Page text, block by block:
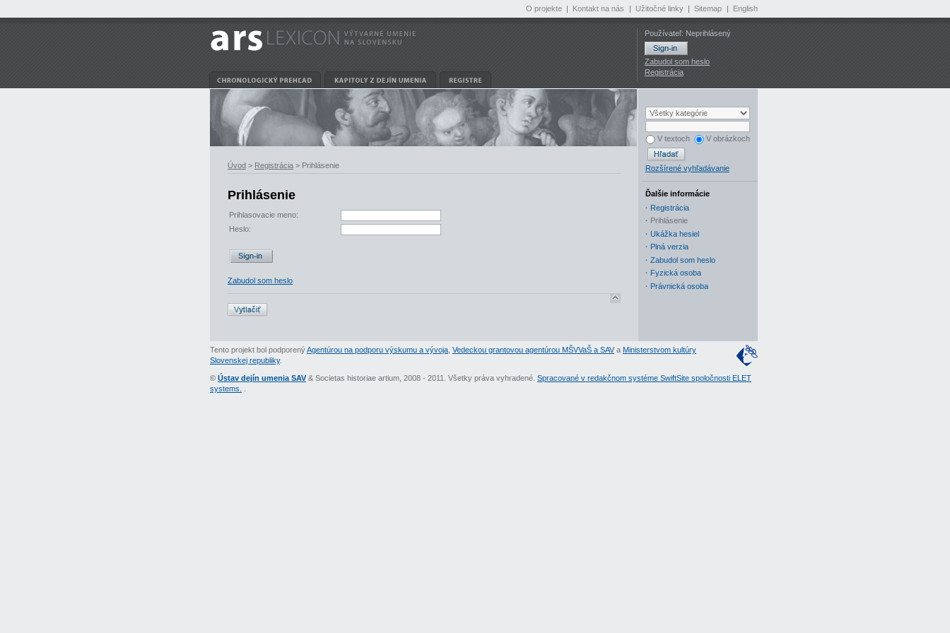
O projekte | Kontakt na nás | Užitočné linky | Sitemap | English
Používateľ: Neprihlásený
Zabudol som heslo
Registrácia
Úvod > Registrácia > Prihlásenie
Prihlásenie
Prihlasovacie meno:
Heslo:
Zabudol som heslo
V textoch V obrázkoch
Rozšírené vyhľadávanie
Ďalšie informácie
· Registrácia
· Prihlásenie
· Ukážka hesiel
· Plná verzia
· Zabudol som heslo
· Fyzická osoba
· Právnická osoba
Tento projekt bol podporenýAgentúrou na podporu výskumu a vývoja Vedeckou grantovou agentúrou MŠVVaŠ a SAVa Ministerstvom kultúry
Slovenskej republiky.
© Ústav dejín umenia SAV & Societas historiae artium, 2008 - 2011. Všetky práva vyhradené. Spracované v redakčnom systéme SwiftSite spoločnosti ELET
systems.